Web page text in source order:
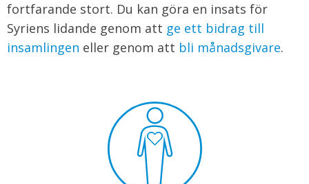
fortfarande stort. Du kan göra en insats för
Syriens lidande genom att ge ett bidrag till
insamlingen eller genom att bli månadsgivare.